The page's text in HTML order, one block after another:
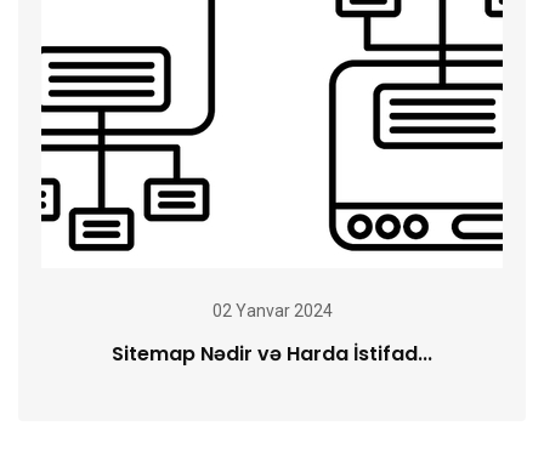
02 Yanvar 2024
Sitemap Nədir və Harda İstifad...